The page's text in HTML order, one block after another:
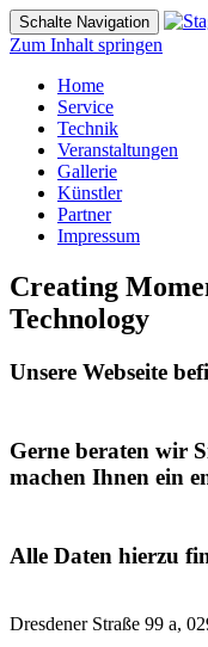
Schalte Navigation
Zum Inhalt springen
Home
Service
Technik
Veranstaltungen
Gallerie
Künstler
Partner
Impressum
Creating
Technology
Unsere Webseite
Gerne beraten wir
machen Ihnen ein
Alle Daten hierzu
Dresdener Straße 99 a,